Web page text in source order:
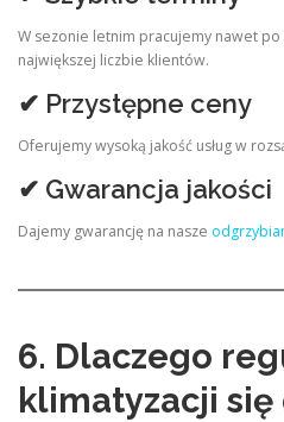
W sezonie letnim pracujemy nawet
największej liczbie klientów.
✔ Przystępne ceny
Oferujemy wysoką jakość usług w
✔ Gwarancja jakości
Dajemy gwarancję na nasze
6. Dlaczego
klimatyzacji się